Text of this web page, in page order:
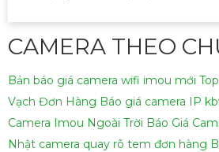
CAMERA THEO
Bản báo giá camera wifi imou mới
Vạch Đơn Hàng Báo giá camera IP
Camera Imou Ngoài Trời Báo Giá
Nhật camera quay rõ tem đơn hàng